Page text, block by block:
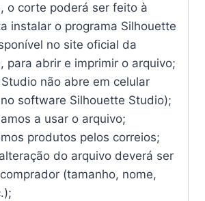
o corte poderá ser feito à
instalar o programa Silhouette
no site oficial da
para abrir e imprimir o arquivo;
não abre em celular
software Silhouette Studio);
a usar o arquivo;
produtos pelos correios;
do arquivo deverá ser
(tamanho, nome,